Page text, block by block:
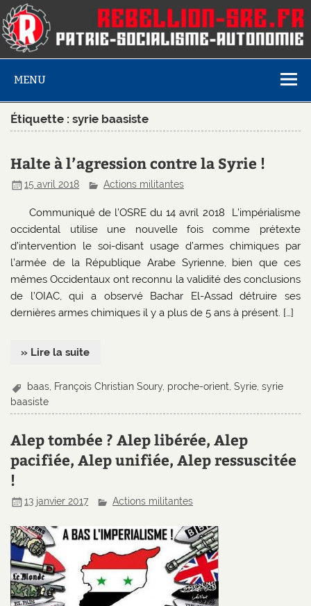
MENU
Étiquette :syrie baasiste
Halte à l’agression contre la Syrie !
15 avril 2018 Actions militantes
Communiqué de l’OSRE du 14 avril 2018 L’impérialisme
occidental utilise une nouvelle fois comme prétexte
d’intervention le soi-disant usage d’armes chimiques par
l’armée de la République Arabe Syrienne, bien que ces
mêmes Occidentaux ont reconnu la validité des conclusions
de l’OIAC, qui a observé Bachar El-Assad détruire ses
dernières armes chimiques il y a plus de 5 ans à présent. […]
» Lire la suite
baas, François Christian Soury, proche-orient,Syrie,syrie
baasiste
Alep tombée ? Alep libérée, Alep
pacifiée, Alep unifiée, Alep ressuscitée
!
13 janvier 2017 Actions militantes